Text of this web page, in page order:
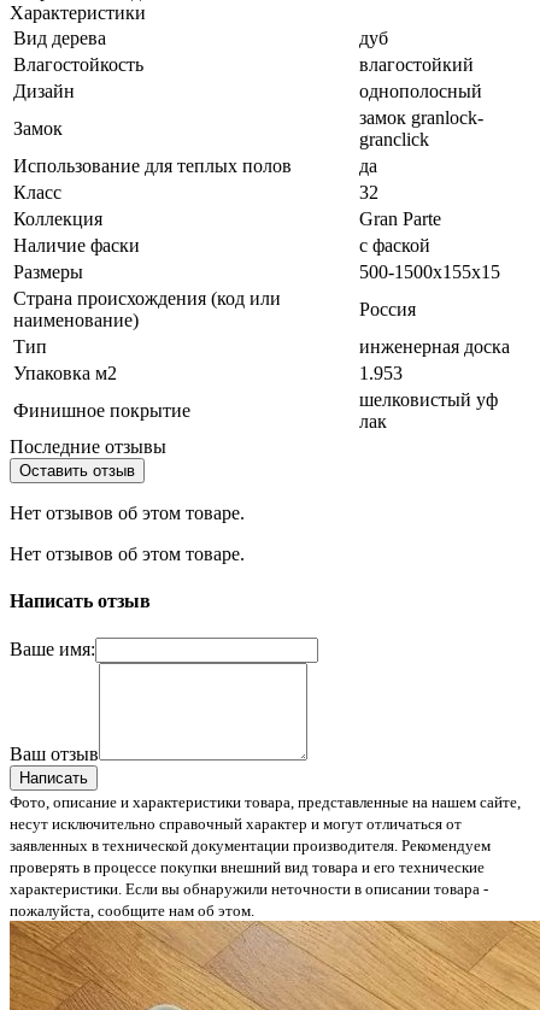
Характеристики
Вид дерева
дуб
Влагостойкость
влагостойкий
Дизайн
однополосный
Замок
замок granlock-
granclick
Использование для теплых полов
да
Класс
32
Коллекция
Gran Parte
Наличие фаски
с фаской
Размеры
500-1500x155x15
Страна происхождения (код или
наименование)
Россия
Тип
инженерная доска
Упаковка м2
1.953
Финишное покрытие
шелковистый уф
лак
Последние отзывы
Оставить отзыв
Нет отзывов об этом товаре.
Нет отзывов об этом товаре.
Написать отзыв
Ваше имя:
Ваш отзыв
Написать
Фото, описание и характеристики товара, представленные на нашем сайте,
несут исключительно справочный характер и могут отличаться от
заявленных в технической документации производителя. Рекомендуем
проверять в процессе покупки внешний вид товара и его технические
характеристики. Если вы обнаружили неточности в описании товара -
пожалуйста, сообщите нам об этом.